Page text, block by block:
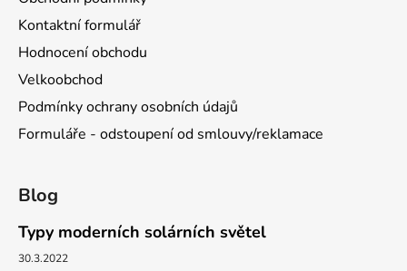
Kontaktní formulář
Hodnocení obchodu
Velkoobchod
Podmínky ochrany osobních údajů
Formuláře - odstoupení od smlouvy/reklamace
Blog
Typy moderních solárních světel
30.3.2022